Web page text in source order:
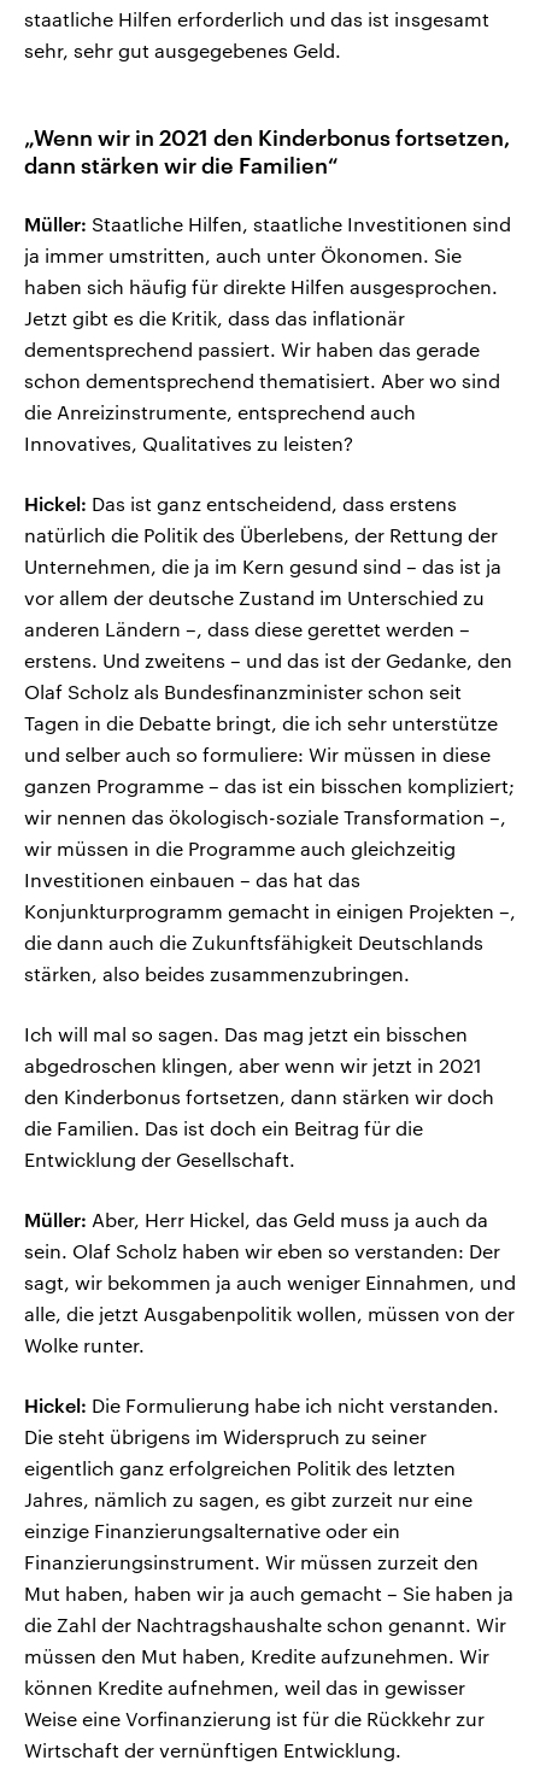
staatliche Hilfen erforderlich und das ist insgesamt
sehr, sehr gut ausgegebenes Geld.
„Wenn wir in 2021 den Kinderbonus fortsetzen,
dann stärken wir die Familien“
Müller: Staatliche Hilfen, staatliche Investitionen sind
ja immer umstritten, auch unter Ökonomen. Sie
haben sich häufig für direkte Hilfen ausgesprochen.
Jetzt gibt es die Kritik, dass das inflationär
dementsprechend passiert. Wir haben das gerade
schon dementsprechend thematisiert. Aber wo sind
die Anreizinstrumente, entsprechend auch
Innovatives, Qualitatives zu leisten?
Hickel: Das ist ganz entscheidend, dass erstens
natürlich die Politik des Überlebens, der Rettung der
Unternehmen, die ja im Kern gesund sind – das ist ja
vor allem der deutsche Zustand im Unterschied zu
anderen Ländern –, dass diese gerettet werden –
erstens. Und zweitens – und das ist der Gedanke, den
Olaf Scholz als Bundesfinanzminister schon seit
Tagen in die Debatte bringt, die ich sehr unterstütze
und selber auch so formuliere: Wir müssen in diese
ganzen Programme – das ist ein bisschen kompliziert;
wir nennen das ökologisch-soziale Transformation –,
wir müssen in die Programme auch gleichzeitig
Investitionen einbauen – das hat das
Konjunkturprogramm gemacht in einigen Projekten –,
die dann auch die Zukunftsfähigkeit Deutschlands
stärken, also beides zusammenzubringen.
Ich will mal so sagen. Das mag jetzt ein bisschen
abgedroschen klingen, aber wenn wir jetzt in 2021
den Kinderbonus fortsetzen, dann stärken wir doch
die Familien. Das ist doch ein Beitrag für die
Entwicklung der Gesellschaft.
Müller: Aber, Herr Hickel, das Geld muss ja auch da
sein. Olaf Scholz haben wir eben so verstanden: Der
sagt, wir bekommen ja auch weniger Einnahmen, und
alle, die jetzt Ausgabenpolitik wollen, müssen von der
Wolke runter.
Hickel: Die Formulierung habe ich nicht verstanden.
Die steht übrigens im Widerspruch zu seiner
eigentlich ganz erfolgreichen Politik des letzten
Jahres, nämlich zu sagen, es gibt zurzeit nur eine
einzige Finanzierungsalternative oder ein
Finanzierungsinstrument. Wir müssen zurzeit den
Mut haben, haben wir ja auch gemacht – Sie haben ja
die Zahl der Nachtragshaushalte schon genannt. Wir
müssen den Mut haben, Kredite aufzunehmen. Wir
können Kredite aufnehmen, weil das in gewisser
Weise eine Vorfinanzierung ist für die Rückkehr zur
Wirtschaft der vernünftigen Entwicklung.